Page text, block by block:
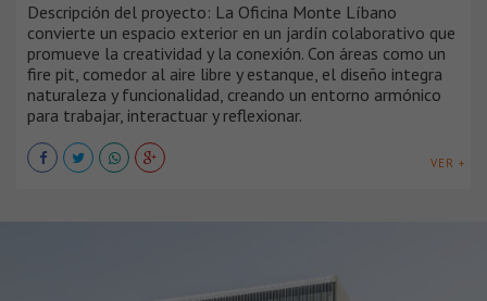
Descripción del proyecto: La Oficina Monte Líbano
convierte un espacio exterior en un jardín colaborativo que
promueve la creatividad y la conexión. Con áreas como un
fire pit, comedor al aire libre y estanque, el diseño integra
naturaleza y funcionalidad, creando un entorno armónico
para trabajar, interactuar y reflexionar.
VER +